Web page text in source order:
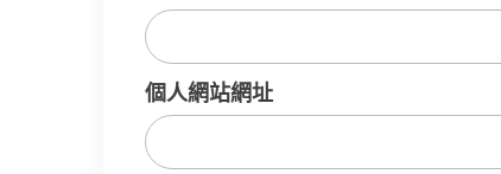
個人網站網址